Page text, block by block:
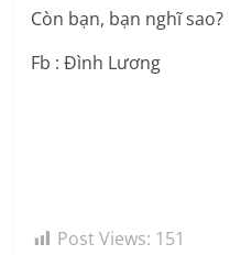
Còn bạn, bạn nghĩ sao?
Fb : Đình Lương
Post Views: 151